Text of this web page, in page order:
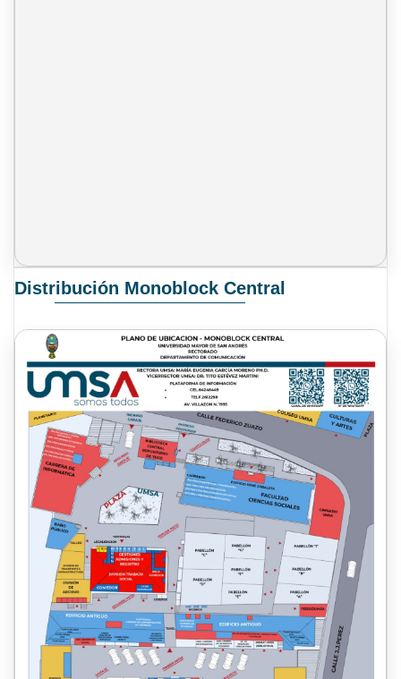
Distribución Monoblock Central